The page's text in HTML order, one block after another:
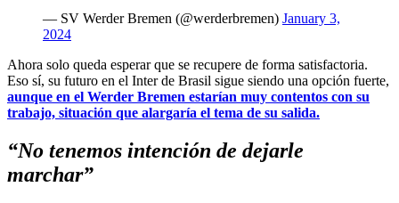
— SV Werder Bremen (@werderbremen) January 3,
2024
Ahora solo queda esperar que se recupere de forma satisfactoria.
Eso sí, su futuro en el Inter de Brasil sigue siendo una opción fuerte,
aunque en el Werder Bremen estarían muy contentos con su
trabajo, situación que alargaría el tema de su salida.
“No tenemos intención de dejarle
marchar”